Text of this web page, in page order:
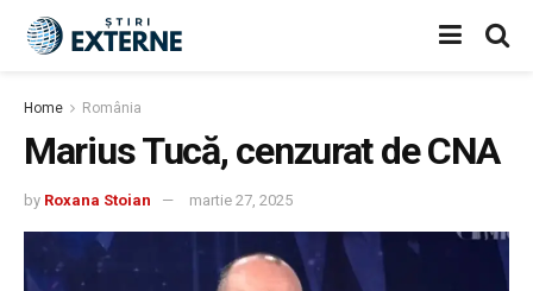
Home România
Marius Tucă, cenzurat de CNA
by Roxana Stoian martie 27, 2025